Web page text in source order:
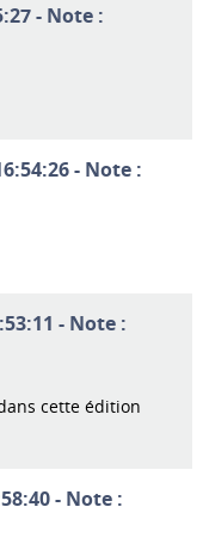
- Note :
- Note :
- Note :
cette édition
- Note :